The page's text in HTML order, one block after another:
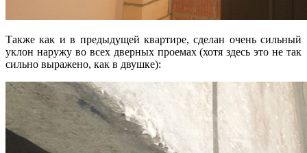
Также как и в предыдущей квартире, сделан очень сильный
уклон наружу во всех дверных проемах (хотя здесь это не так
сильно выражено, как в двушке):